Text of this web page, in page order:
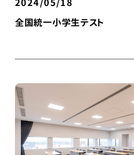
2024/05/18
全国統一小学生テスト